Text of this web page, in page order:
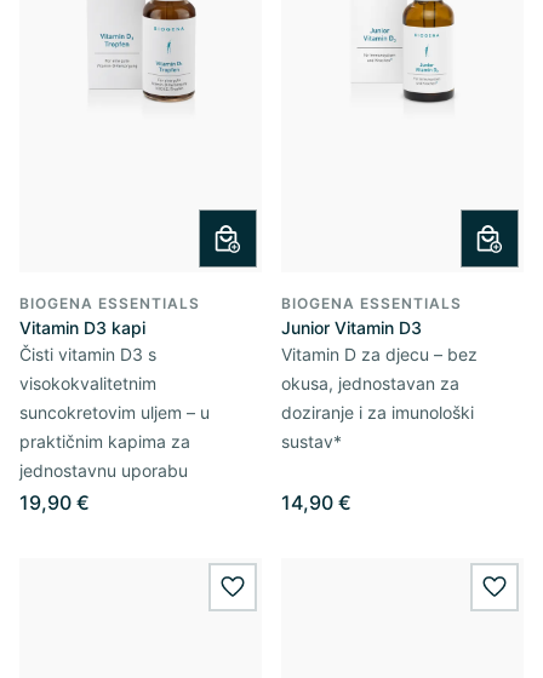
BIOGENA ESSENTIALS
Vitamin D3 kapi
Čisti vitamin D3 s
visokokvalitetnim
suncokretovim uljem – u
praktičnim kapima za
jednostavnu uporabu
19,90 €
BIOGENA ESSENTIALS
Junior Vitamin D3
Vitamin D za djecu – bez
okusa, jednostavan za
doziranje i za imunološki
sustav*
14,90 €
wishlist.add